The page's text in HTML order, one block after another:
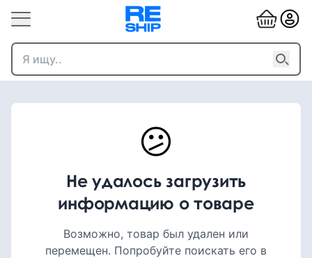
😕
Не удалось загрузить
информацию о товаре
Возможно, товар был удален или
перемещен. Попробуйте поискать его в